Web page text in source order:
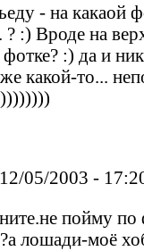
- на какаой
? :) Вроде на
:) да и
какой-то...
05/2003 -
пойму
лошади-моё